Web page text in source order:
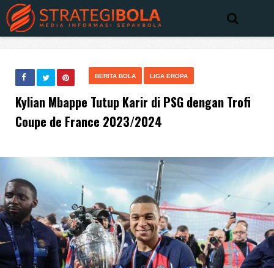
BERITA BOLA LIGA EROPA
Kylian Mbappe Tutup Karir di PSG dengan Trofi
Coupe de France 2023/2024